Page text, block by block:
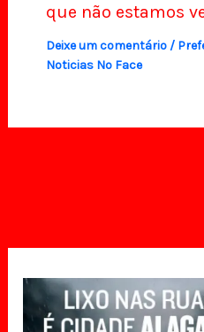
que não estamos
Deixe um comentário /
Noticias No Face